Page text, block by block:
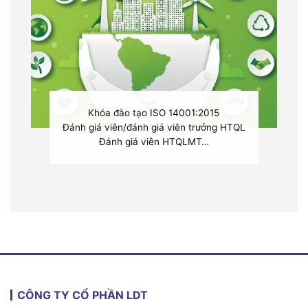
Khóa đào tạo ISO 14001:2015
Đánh giá viên/đánh giá viên trưởng HTQL
Đánh giá viên HTQLMT…
CÔNG TY CỔ PHẦN LDT